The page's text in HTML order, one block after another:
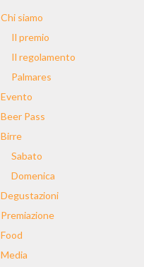
Chi siamo
Il premio
Il regolamento
Palmares
Evento
Beer Pass
Birre
Sabato
Domenica
Degustazioni
Premiazione
Food
Media